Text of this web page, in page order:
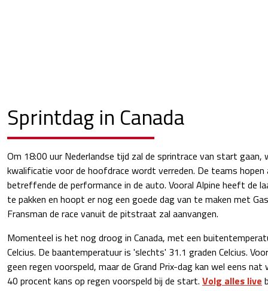
Sprintdag in Canada
Om 18:00 uur Nederlandse tijd zal de sprintrace van start gaan,
kwalificatie voor de hoofdrace wordt verreden. De teams
betreffende de performance in de auto. Vooral Alpine heeft de
te pakken en hoopt er nog een goede dag van te maken met
Fransman de race vanuit de pitstraat zal aanvangen.
Momenteel is het nog droog in Canada, met een
Celcius. De baantemperatuur is 'slechts' 31.1 graden Celcius.
geen regen voorspeld, maar de Grand Prix-dag kan wel eens
40 procent kans op regen voorspeld bij de start. Volg alles live